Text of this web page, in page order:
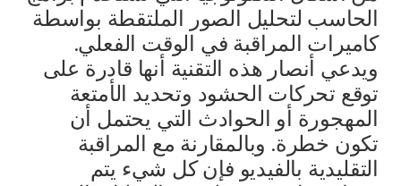
الحاسب لتحليل الصور الملتقطة بواسطة
كاميرات المراقبة في الوقت الفعلي.
ويدعي أنصار هذه التقنية أنها قادرة على
توقع تحركات الحشود وتحديد الأمتعة
المهجورة أو الحوادث التي يحتمل أن
تكون خطرة. وبالمقارنة مع المراقبة
التقليدية بالفيديو فإن كل شيء يتم